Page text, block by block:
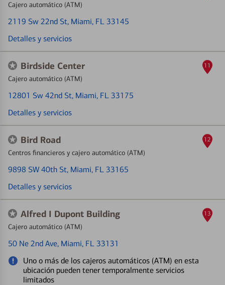
Cajero automático (ATM)
2119 Sw 22nd St, Miami, FL 33145
Detalles y servicios
Birdside Center
Cajero automático (ATM)
12801 Sw 42nd St, Miami, FL 33175
Detalles y servicios
11
Bird Road
Centros financieros y cajero automático (ATM)
9898 SW 40th St, Miami, FL 33165
Detalles y servicios
12
Alfred I Dupont Building
Cajero automático (ATM)
50 Ne 2nd Ave, Miami, FL 33131
Uno o más de los cajeros automáticos (ATM) en esta
ubicación pueden tener temporalmente servicios
limitados
13